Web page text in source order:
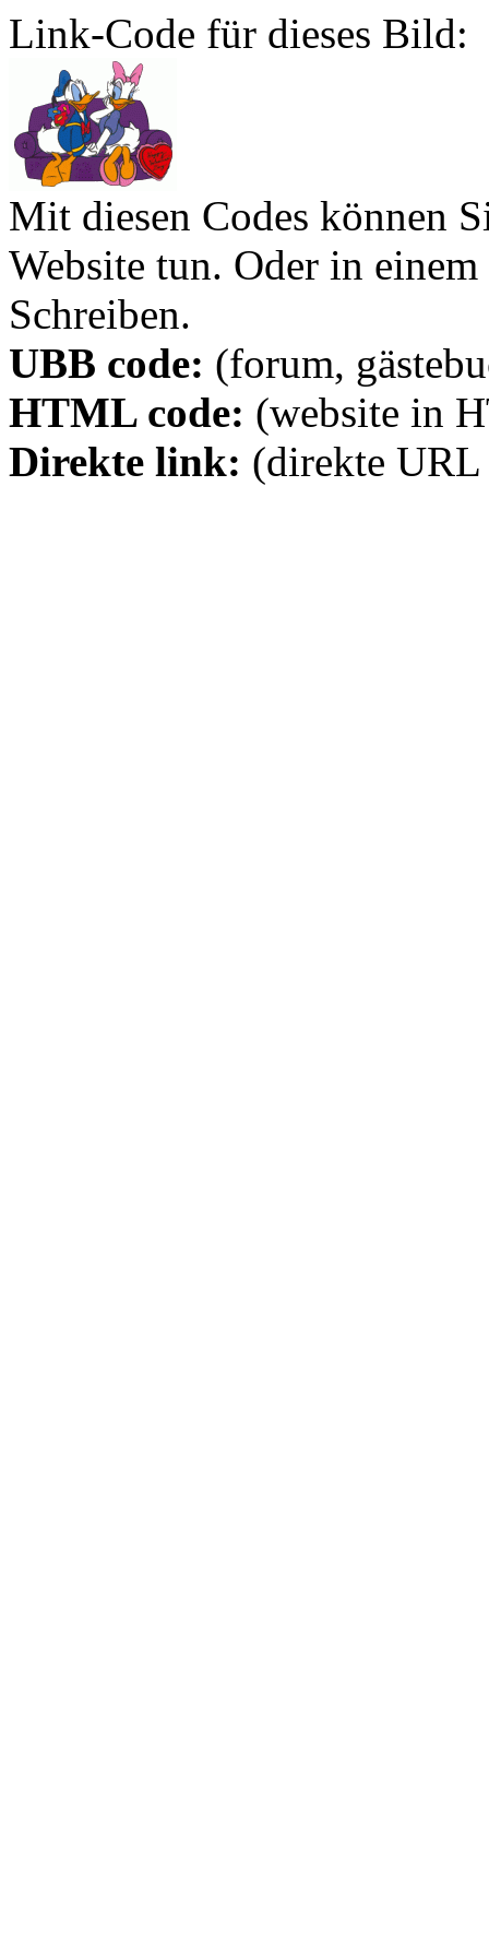
Link-Code für dieses Bild:
Mit diesen Codes können
Website tun. Oder in
Schreiben.
UBB code: (forum,
HTML code: (website in
Direkte link: (direkte